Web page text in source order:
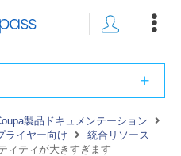
製品ドキュメンテーション
ライヤー向け
統合リソース
ィティが大きすぎます